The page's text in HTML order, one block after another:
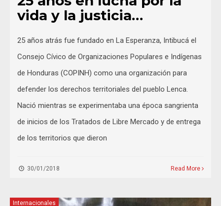
vida y la justicia…
25 años atrás fue fundado en La Esperanza, Intibucá el
Consejo Cívico de Organizaciones Populares e Indígenas
de Honduras (COPINH) como una organización para
defender los derechos territoriales del pueblo Lenca.
Nació mientras se experimentaba una época sangrienta
de inicios de los Tratados de Libre Mercado y de entrega
de los territorios que dieron
30/01/2018 Read More
Internacionales